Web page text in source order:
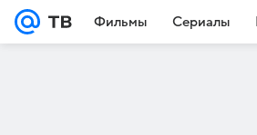
Фильмы Сериалы